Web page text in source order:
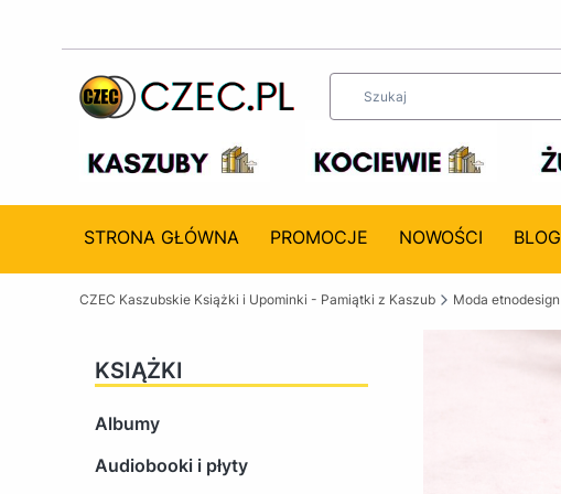
STRONA GŁÓWNA PROMOCJE NOWOŚCI BLOG
CZEC Kaszubskie Książki i Upominki - Pamiątki z Kaszub Moda etnodesign
KSIĄŻKI
Albumy
Audiobooki i płyty